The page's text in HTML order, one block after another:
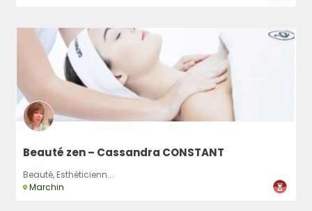
Beauté zen – Cassandra CONSTANT
Beauté, Esthéticienn...
Marchin